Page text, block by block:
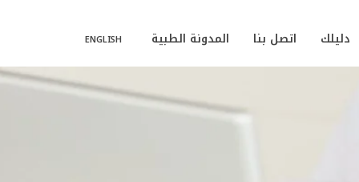
دليلك اتصل بنا المدونة الطبية ENGLISH